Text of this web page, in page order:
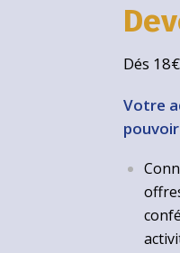
Dés
Votre
pouvoir